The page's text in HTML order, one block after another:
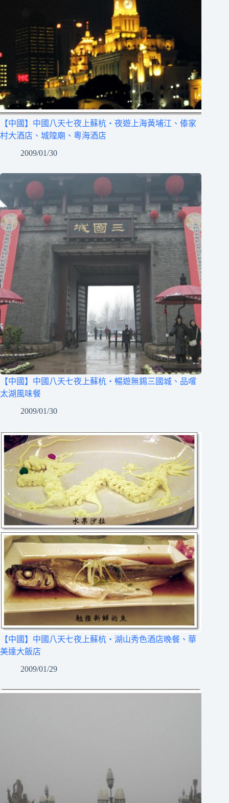
【中國】中國八天七夜上蘇杭‧夜遊上海黃埔江、傣家
村大酒店、城隍廟、粵海酒店
2009/01/30
【中國】中國八天七夜上蘇杭‧暢遊無錫三國城、品嚐
太湖風味餐
2009/01/30
【中國】中國八天七夜上蘇杭‧湖山秀色酒店晚餐、華
美達大飯店
2009/01/29